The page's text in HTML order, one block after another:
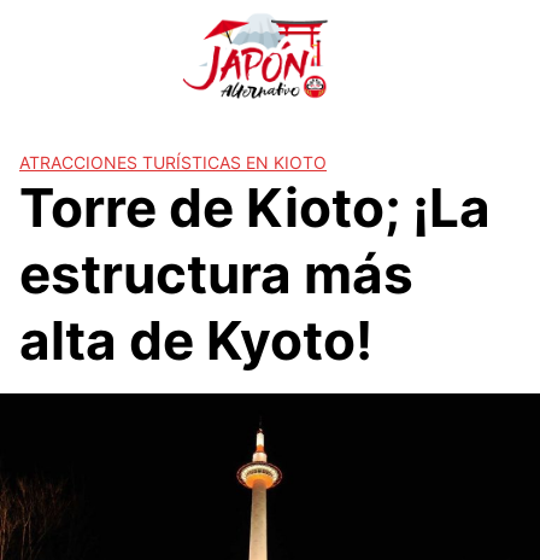
n
o
ATRACCIONES TURÍSTICAS EN KIOTO
Torre de Kioto; ¡La
estructura más
alta de Kyoto!